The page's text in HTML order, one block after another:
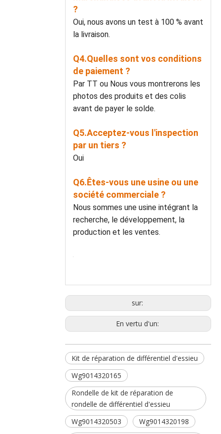
?
Oui, nous avons un test à 100 % avant
la livraison.
Q4.Quelles sont vos conditions
de paiement ?
Par TT ou Nous vous montrerons les
photos des produits et des colis
avant de payer le solde.
Q5.Acceptez-vous l'inspection
par un tiers ?
Oui
Q6.Êtes-vous une usine ou une
société commerciale ?
Nous sommes une usine intégrant la
recherche, le développement, la
production et les ventes.
sur:
En vertu d'un:
Kit de réparation de différentiel d'essieu
Wg9014320165
Rondelle de kit de réparation de
rondelle de différentiel d'essieu
Wg9014320503
Wg9014320198